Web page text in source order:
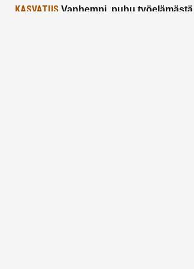
KASVATUS Vanhempi, puhu työelämästä